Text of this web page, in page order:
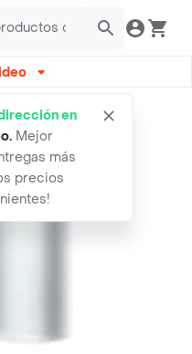
en
. Mejor
más
precios